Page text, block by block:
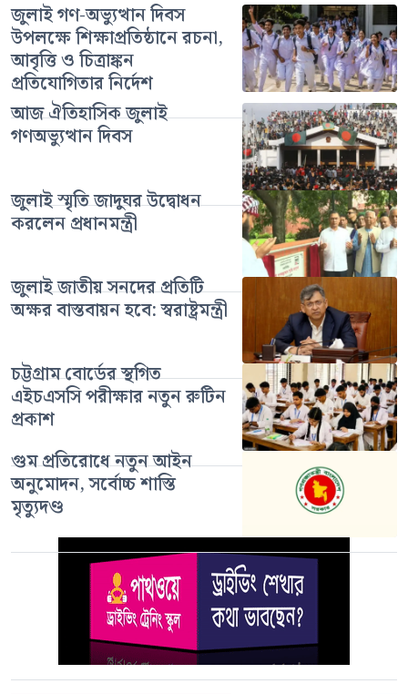
জুলাই গণ-অভ্যুত্থান দিবস
উপলক্ষে শিক্ষাপ্রতিষ্ঠানে রচনা,
আবৃত্তি ও চিত্রাঙ্কন
প্রতিযোগিতার নির্দেশ
আজ ঐতিহাসিক জুলাই
গণঅভ্যুত্থান দিবস
জুলাই স্মৃতি জাদুঘর উদ্বোধন
করলেন প্রধানমন্ত্রী
জুলাই জাতীয় সনদের প্রতিটি
অক্ষর বাস্তবায়ন হবে: স্বরাষ্ট্রমন্ত্রী
চট্টগ্রাম বোর্ডের স্থগিত
এইচএসসি পরীক্ষার নতুন রুটিন
প্রকাশ
গুম প্রতিরোধে নতুন আইন
অনুমোদন, সর্বোচ্চ শাস্তি
মৃত্যুদণ্ড